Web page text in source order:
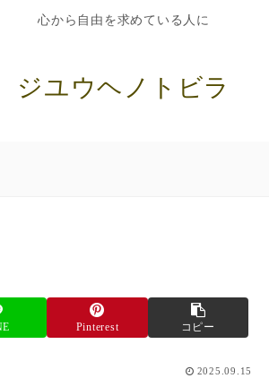
心から自由を求めている人に
ジユウヘノトビラ
Pinterest コピー
2025.09.15